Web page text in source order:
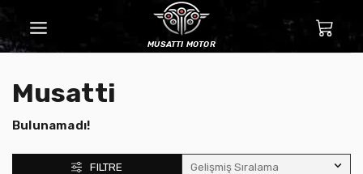
musatti motor
Musatti
Bulunamadı!
FILTRE